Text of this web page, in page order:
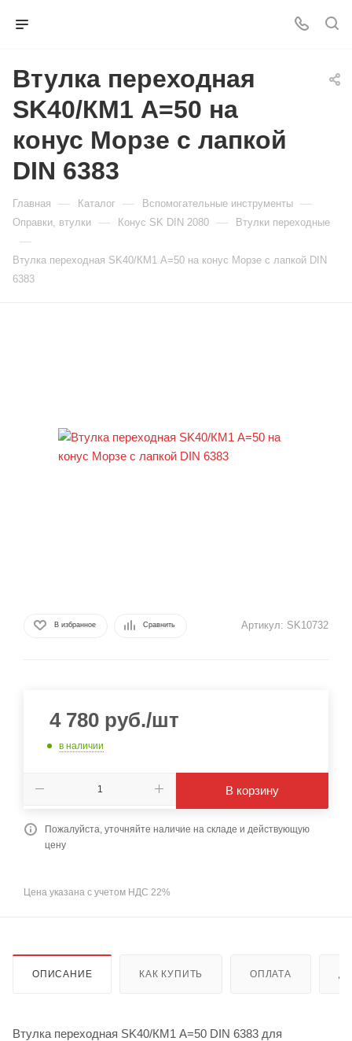
Втулка переходная
SK40/КМ1 A=50 на
конус Морзе с лапкой
DIN 6383
Главная — Каталог — Вспомогательные инструменты —
Оправки, втулки — Конус SK DIN 2080 — Втулки переходные
—
Втулка переходная SK40/КМ1 A=50 на конус Морзе с лапкой DIN
6383
В избранное Сравнить Артикул: SK10732
4 780 руб./шт
в наличии
В корзину
Пожалуйста, уточняйте наличие на складе и действующую
цену
Цена указана с учетом НДС 22%
ОПИСАНИЕ КАК КУПИТЬ ОПЛАТА
Втулка переходная SK40/КМ1 A=50 DIN 6383 для